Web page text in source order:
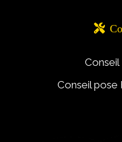

Conseil pose